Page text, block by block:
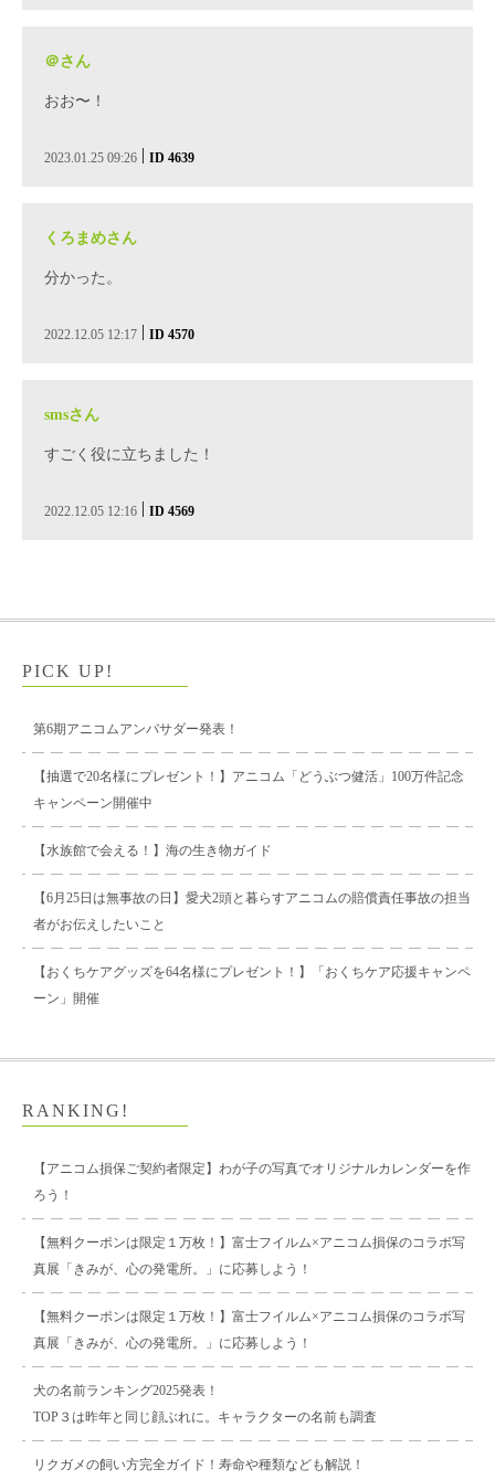
＠さん
おお〜！
2023.01.25 09:26 | ID 4639
くろまめさん
分かった。
2022.12.05 12:17 | ID 4570
smsさん
すごく役に立ちました！
2022.12.05 12:16 | ID 4569
PICK UP!
第6期アニコムアンバサダー発表！
【抽選で20名様にプレゼント！】アニコム「どうぶつ健活」100万件記念
キャンペーン開催中
【水族館で会える！】海の生き物ガイド
【6月25日は無事故の日】愛犬2頭と暮らすアニコムの賠償責任事故の担当
者がお伝えしたいこと
【おくちケアグッズを64名様にプレゼント！】「おくちケア応援キャンペ
ーン」開催
RANKING!
【アニコム損保ご契約者限定】わが子の写真でオリジナルカレンダーを作
ろう！
【無料クーポンは限定１万枚！】富士フイルム×アニコム損保のコラボ写
真展「きみが、心の発電所。」に応募しよう！
【無料クーポンは限定１万枚！】富士フイルム×アニコム損保のコラボ写
真展「きみが、心の発電所。」に応募しよう！
犬の名前ランキング2025発表！
TOP３は昨年と同じ顔ぶれに。キャラクターの名前も調査
リクガメの飼い方完全ガイド！寿命や種類なども解説！